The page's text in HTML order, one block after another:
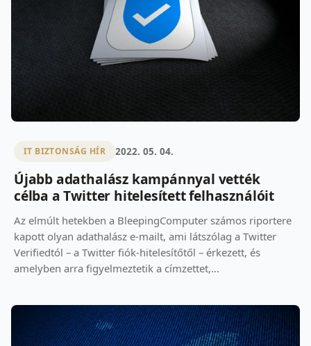
IT BIZTONSÁG HÍR 2022. 05. 04.
Újabb adathalász kampánnyal vették
célba a Twitter hitelesített felhasználóit
Az elmúlt hetekben a BleepingComputer számos riportere
kapott olyan adathalász e-mailt, ami látszólag a Twitter
Verifiedtól – a Twitter fiók-hitelesítőtől – érkezett, és
amelyben arra figyelmeztetik a címzettet,...